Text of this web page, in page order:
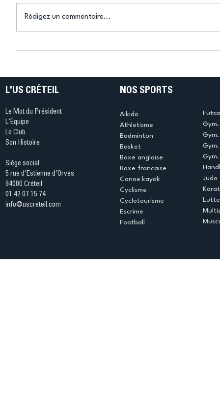
Rédigez un commentaire...
L'US CRÉTEIL
Le Mot du Président
L'Equipe
Le Club
Son Histoire
Siège social
5 rue d'Estienne d'Orves
94000 Créteil
01 42 07 15 74
info@uscreteil.com
NOS SPORTS
Aikido
Athletisme
Badminton
Basket
Boxe anglaise
Boxe francaise
Canoë kayak
Cyclisme
Cyclotourisme
Escrime
Football
Judo
Lutte